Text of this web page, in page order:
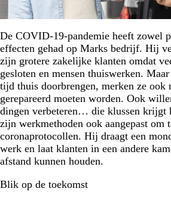
De COVID-19-pandemie heeft zowel
effecten gehad op Marks bedrijf. Hij
zijn grotere zakelijke klanten omdat
gesloten en mensen thuiswerken.
tijd thuis doorbrengen, merken ze ook
gerepareerd moeten worden. Ook
dingen verbeteren… die klussen krijgt
zijn werkmethoden ook aangepast om
coronaprotocollen. Hij draagt een
werk en laat klanten in een andere
afstand kunnen houden.
Blik op de toekomst